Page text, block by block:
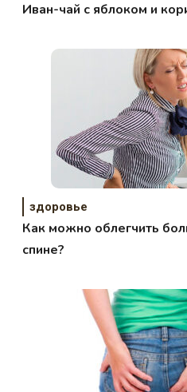
Иван-чай с яблоком и
здоровье
Как можно облегчить
спине?